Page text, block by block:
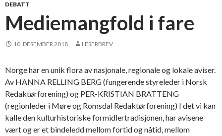
DEBATT
Mediemangfold i fare
10. DESEMBER 2018 LESERBREV
Norge har en unik flora av nasjonale, regionale og lokale aviser.
Av HANNA RELLING BERG (fungerende styreleder i Norsk
Redaktørforening) og PER-KRISTIAN BRATTENG
(regionleder i Møre og Romsdal Redaktørforening) I det vi kan
kalle den kulturhistoriske formidlertradisjonen, har avisene
vært og er et bindeledd mellom fortid og nåtid, mellom